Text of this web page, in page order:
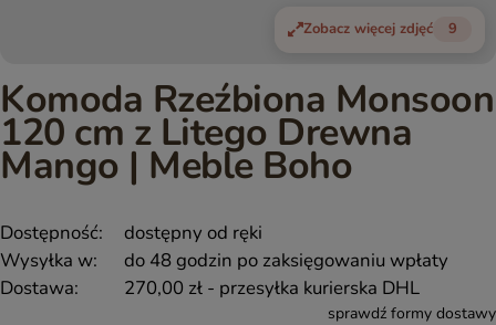
Zobacz więcej zdjęć 9
Komoda Rzeźbiona Monsoon
120 cm z Litego Drewna
Mango | Meble Boho
Dostępność:
dostępny od ręki
Wysyłka w:
do 48 godzin po zaksięgowaniu wpłaty
Dostawa:
270,00 zł - przesyłka kurierska DHL
sprawdź formy dostawy